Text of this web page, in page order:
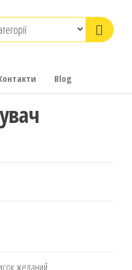
Blog
желаний